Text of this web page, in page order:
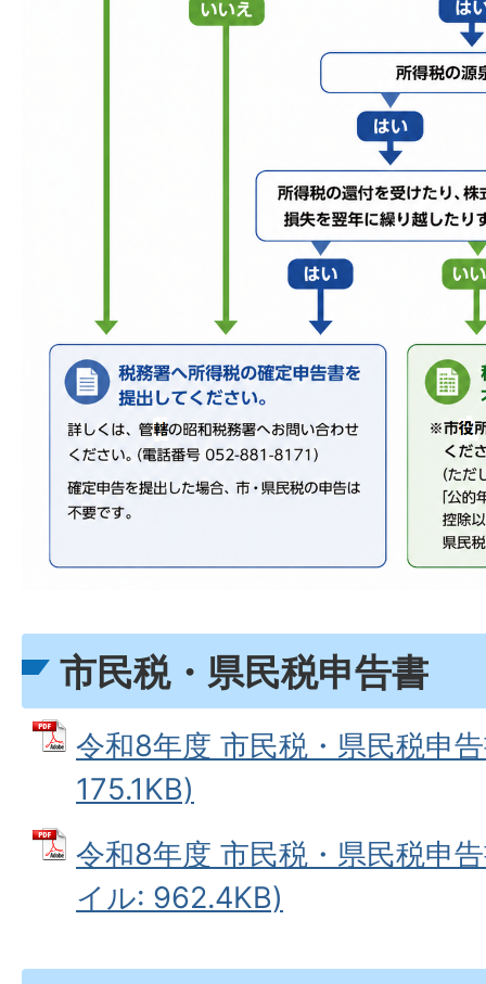
市民税・県民税申告書
令和8年度 市民税・県民税申
175.1KB)
令和8年度 市民税・県民税申
イル: 962.4KB)